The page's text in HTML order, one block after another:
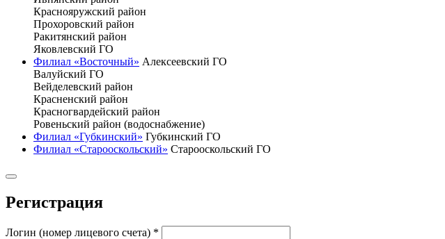
Краснояружский район
Прохоровский район
Ракитянский район
Яковлевский ГО
Филиал «Восточный» Алексеевский ГО
Валуйский ГО
Вейделевский район
Красненский район
Красногвардейский район
Ровеньский район (водоснабжение)
Филиал «Губкинский» Губкинский ГО
Филиал «Старооскольский» Старооскольский ГО
Регистрация
Логин (номер лицевого счета) *